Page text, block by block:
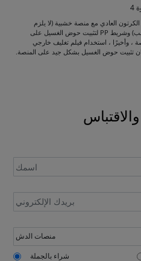
الكرتون العادي مع منصة خشبية (لا يلزم
القصب) وشريط PP لتثبيت حوض الغسيل على
، وأخيرًا ، استخدام فيلم تغليف خارجي
تثبيت حوض الغسيل بشكل جيد على المنصة.
Get
Please leave your
شراء بالجملة